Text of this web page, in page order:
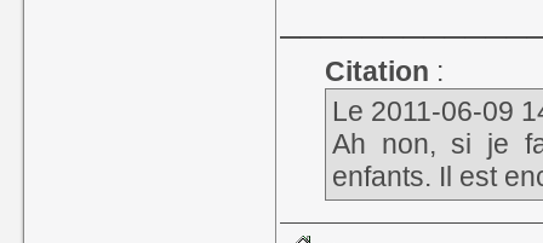
Citation :
Le 2011-06-09
Ah non, si je
enfants. Il est